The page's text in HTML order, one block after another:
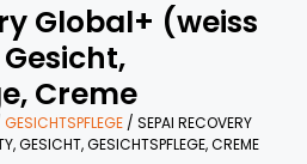
Global+ (weiss
Creme
GESICHTSPFLEGE / SEPAI RECOVERY
GESICHT, GESICHTSPFLEGE, CREME